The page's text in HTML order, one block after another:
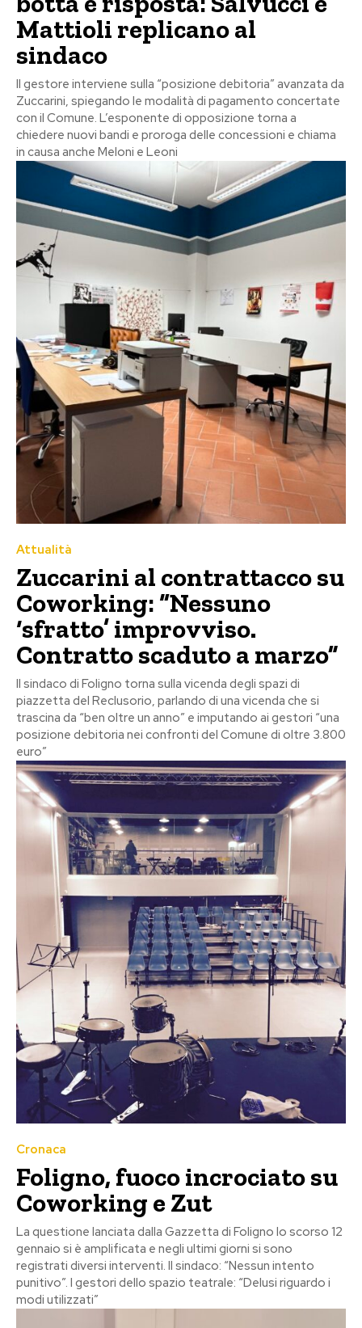
Mattioli replicano al
sindaco
Il gestore interviene sulla “posizione debitoria” avanzata da
Zuccarini, spiegando le modalità di pagamento concertate
con il Comune. L’esponente di opposizione torna a
chiedere nuovi bandi e proroga delle concessioni e chiama
in causa anche Meloni e Leoni
Attualità
Zuccarini al contrattacco su
Coworking: “Nessuno
‘sfratto’ improvviso.
Contratto scaduto a marzo”
Il sindaco di Foligno torna sulla vicenda degli spazi di
piazzetta del Reclusorio, parlando di una vicenda che si
trascina da “ben oltre un anno” e imputando ai gestori “una
posizione debitoria nei confronti del Comune di oltre 3.800
euro”
Cronaca
Foligno, fuoco incrociato su
Coworking e Zut
La questione lanciata dalla Gazzetta di Foligno lo scorso 12
gennaio si è amplificata e negli ultimi giorni si sono
registrati diversi interventi. Il sindaco: “Nessun intento
punitivo”. I gestori dello spazio teatrale: “Delusi riguardo i
modi utilizzati”